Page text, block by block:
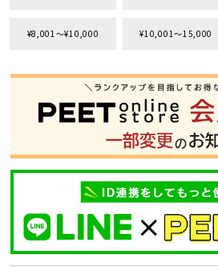
¥8,001〜¥10,000 ¥10,001〜15,000